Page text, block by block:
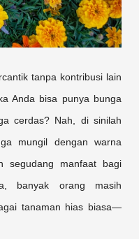
tanpa kontribusi lain
Anda bisa punya bunga
cerdas? Nah, di sinilah
mungil dengan warna
segudang manfaat bagi
banyak orang masih
tanaman hias biasa—